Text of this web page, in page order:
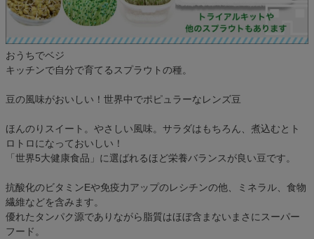
おうちでベジ
キッチンで自分で育てるスプラウトの種。
豆の風味がおいしい！世界中でポピュラーなレンズ豆
ほんのりスイート。やさしい風味。サラダはもちろん、煮込むとト
ロトロになっておいしい！
「世界5大健康食品」に選ばれるほど栄養バランスが良い豆です。
抗酸化のビタミンEや免疫力アップのレシチンの他、ミネラル、食物
繊維などを含みます。
優れたタンパク源でありながら脂質はほぼ含まないまさにスーパー
フード。